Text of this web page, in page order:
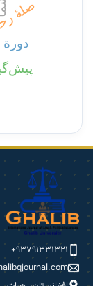
دورة
صلۀ
۹۳۷۹۱۳۳۱۳۲۱+